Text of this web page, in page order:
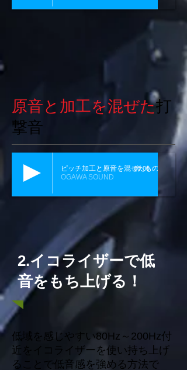
原音と加工を混ぜた打
撃音
ピッチ加工と原音を混ぜたもの
OGAWA SOUND
00:00
2.イコライザーで低
音をもち上げる！
低域を感じやすい80Hz～200Hz付
近をイコライザーを使い持ち上げ
ることで低音感を強める方法で